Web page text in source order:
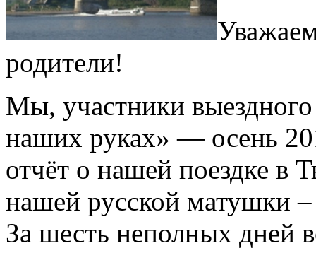
родители!
Мы, участники
наших руках» — осень
отчёт о нашей поездке в
нашей русской матушки
За шесть неполных дней